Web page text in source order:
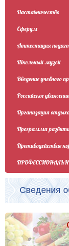
Наставничество
Сферум
Аттестация
Школьный музей
Введение учебного
Российское
Организация
Программа
Противодействие
Сведения